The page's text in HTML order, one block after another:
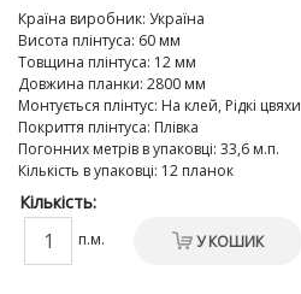
Країна виробник: Україна
Висота плінтуса: 60 мм
Товщина плінтуса: 12 мм
Довжина планки: 2800 мм
Монтується плінтус: На клей, Рідкі цвяхи
Покриття плінтуса: Плівка
Погонних метрів в упаковці: 33,6 м.п.
Кількість в упаковці: 12 планок
Кількість:
п.м. У КОШИК